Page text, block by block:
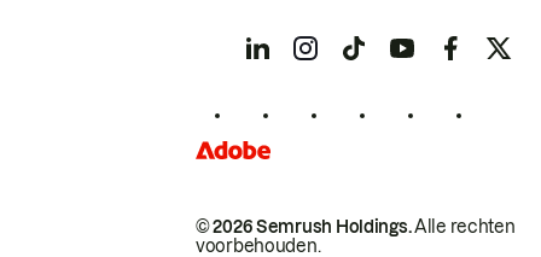
© 2026 Semrush Holdings.Alle rechten
voorbehouden.